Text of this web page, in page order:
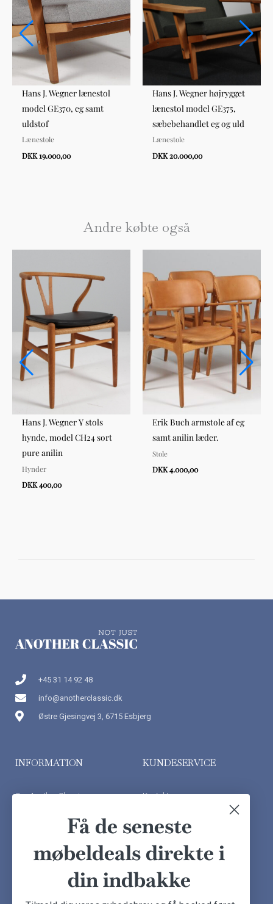
Hans J. Wegner lænestol
model GE370, eg samt
uldstof
Lænestole
DKK 19.000,00
Hans J. Wegner højrygget
lænestol model GE375,
sæbebehandlet eg og uld
Lænestole
DKK 20.000,00
Andre købte også
Hans J. Wegner Y stols
hynde, model CH24 sort
pure anilin
Hynder
DKK 400,00
Erik Buch armstole af eg
samt anilin læder.
Stole
DKK 4.000,00
+45 31 14 92 48
info@anotherclassic.dk
Østre Gjesingvej 3, 6715 Esbjerg
INFORMATION
Om Another Classic
Handelsbetingelser
KUNDESERVICE
Kontakt os
Kundeudtalelser
Besøg showroom
Få de seneste
møbeldeals direkte i
din indbakke